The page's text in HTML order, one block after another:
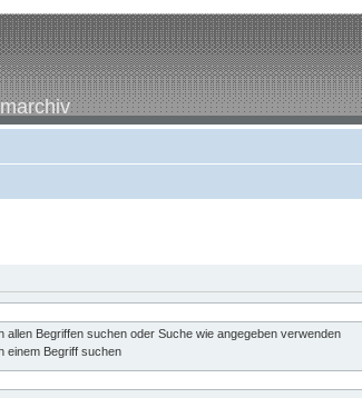
allen Begriffen suchen oder Suche wie angegeben verwenden
einem Begriff suchen